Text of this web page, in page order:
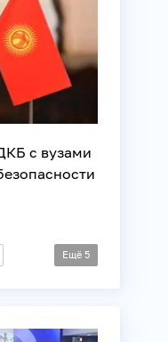
с вузами
Ещё 5